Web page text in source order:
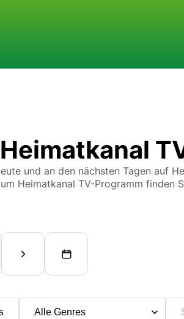
und an den nächsten Tagen auf
Heimatkanal TV-Programm finden